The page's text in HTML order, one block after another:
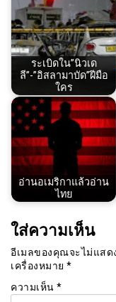
ระเบิดใน”นิวเด
ลี”-”อิสลามาบัด”ฝีมือ
ใคร
อ่านอเมริกาแล้วอ่าน
ไทย
ใส่ความเห็น
อีเมลของคุณจะไม่แสด
เครื่องหมาย *
ความเห็น *